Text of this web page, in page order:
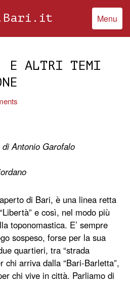
Menu
E ALTRI TEMI
di Antonio Garofalo
Giordano
di Bari, è una linea retta
e così, nel modo più
toponomastica. E’ sempre
sospeso, forse per la sua
quartieri, tra “strada
chi arriva dalla “Bari-Barletta”,
chi vive in città. Parliamo di